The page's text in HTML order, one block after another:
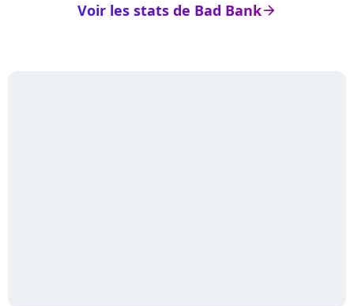
arrow_right
Voir les stats de Bad Bank